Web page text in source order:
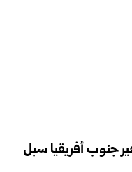
جنوب أفريقيا سبل